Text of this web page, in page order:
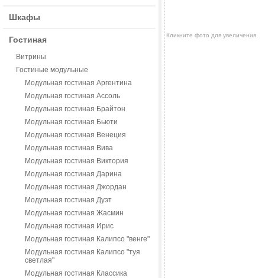
Шкафы
Гостиная
Витрины
Гостиные модульные
Модульная гостиная Аргентина
Модульная гостиная Ассоль
Модульная гостиная Брайтон
Модульная гостиная Бьюти
Модульная гостиная Венеция
Модульная гостиная Вива
Модульная гостиная Виктория
Модульная гостиная Дарина
Модульная гостиная Джордан
Модульная гостиная Дуэт
Модульная гостиная Жасмин
Модульная гостиная Ирис
Модульная гостиная Калипсо "венге"
Модульная гостиная Калипсо "туя
светлая"
Модульная гостиная Классика
Кликните фото для увеличения